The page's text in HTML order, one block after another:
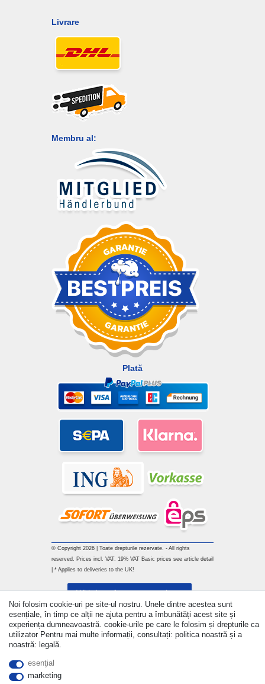
Livrare
Membru al:
Plată
© Copyright 2026 | Toate drepturile rezervate. - All rights
reserved. Prices incl. VAT. 19% VAT Basic prices see article detail
| * Applies to deliveries to the UK!
Noi folosim cookie-uri pe site-ul nostru. Unele dintre acestea sunt
esențiale, în timp ce alții ne ajuta pentru a îmbunătăți acest site și
experiența dumneavoastră. cookie-urile pe care le folosim și drepturile ca
utilizator Pentru mai multe informații, consultați: politica noastră și a
noastră: legală.
esenţial
marketing
Withdraw from contract here
a lua legatura